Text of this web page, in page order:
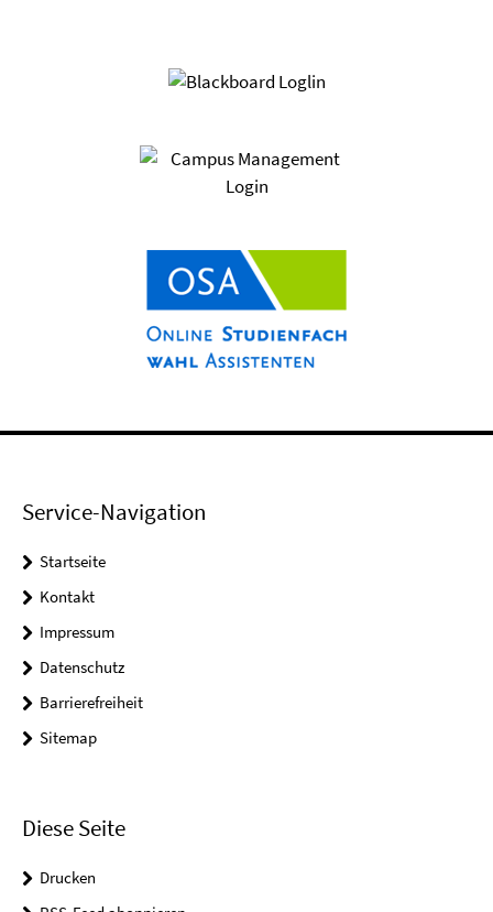
Service-Navigation
Startseite
Kontakt
Impressum
Datenschutz
Barrierefreiheit
Sitemap
Diese Seite
Drucken